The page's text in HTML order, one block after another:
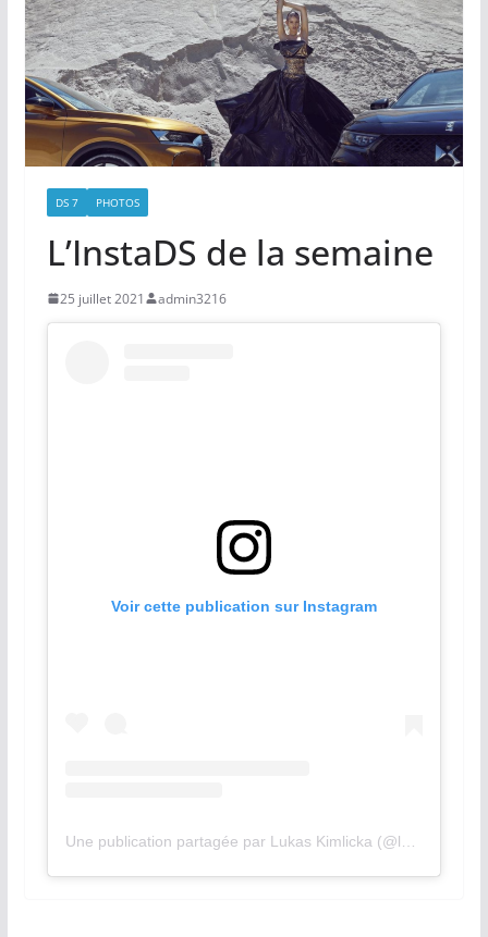
DS 7 PHOTOS
L’InstaDS de la semaine
25 juillet 2021 admin3216
Voir cette publication sur Instagram
Une publication partagée par Lukas Kimlicka (@lukaskimlicka)